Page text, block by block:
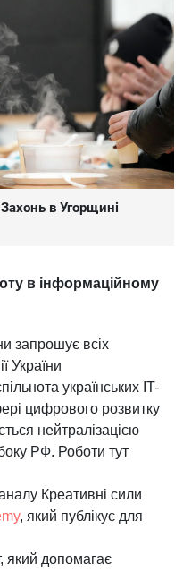
Захонь в Угорщині
в інформаційному
запрошує всіх
України
українських IT-
цифрового розвитку
нейтралізацією
РФ. Роботи тут
Креативні сили
, який публікує для
який допомагає